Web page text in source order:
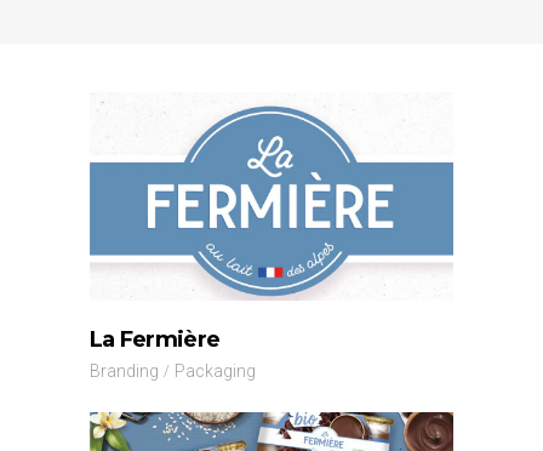
La Fermière
Branding Packaging